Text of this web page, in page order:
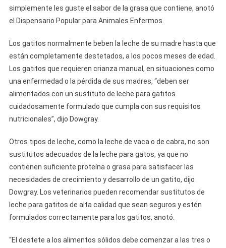
simplemente les guste el sabor de la grasa que contiene, anotó
el Dispensario Popular para Animales Enfermos.
Los gatitos normalmente beben la leche de su madre hasta que
están completamente destetados, a los pocos meses de edad.
Los gatitos que requieren crianza manual, en situaciones como
una enfermedad o la pérdida de sus madres, “deben ser
alimentados con un sustituto de leche para gatitos
cuidadosamente formulado que cumpla con sus requisitos
nutricionales”, dijo Dowgray.
Otros tipos de leche, como la leche de vaca o de cabra, no son
sustitutos adecuados de la leche para gatos, ya que no
contienen suficiente proteína o grasa para satisfacer las
necesidades de crecimiento y desarrollo de un gatito, dijo
Dowgray. Los veterinarios pueden recomendar sustitutos de
leche para gatitos de alta calidad que sean seguros y estén
formulados correctamente para los gatitos, anotó.
“El destete a los alimentos sólidos debe comenzar a las tres o